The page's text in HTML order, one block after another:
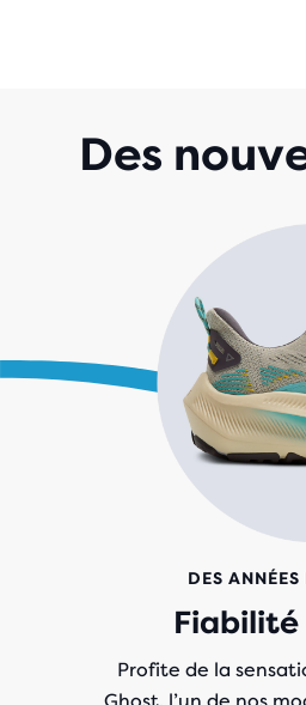
Des
DES
Profite de la